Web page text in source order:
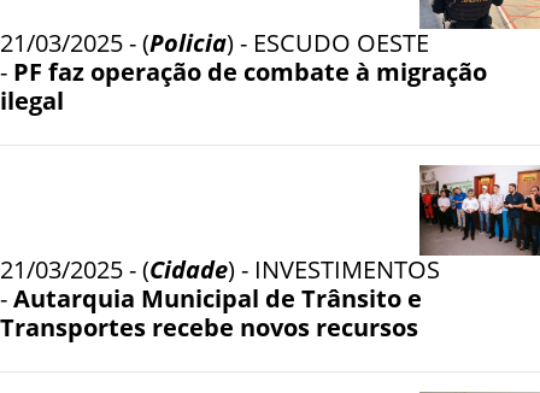
21/03/2025 - (Policia) - ESCUDO OESTE
- PF faz operação de combate à migração
ilegal
21/03/2025 - (Cidade) - INVESTIMENTOS
-Autarquia Municipal de Trânsito e
Transportes recebe novos recursos